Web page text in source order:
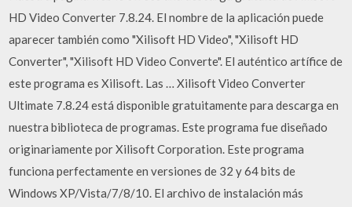
HD Video Converter 7.8.24. El nombre de la aplicación puede
aparecer también como "Xilisoft HD Video", "Xilisoft HD
Converter", "Xilisoft HD Video Converte". El auténtico artífice de
este programa es Xilisoft. Las … Xilisoft Video Converter
Ultimate 7.8.24 está disponible gratuitamente para descarga en
nuestra biblioteca de programas. Este programa fue diseñado
originariamente por Xilisoft Corporation. Este programa
funciona perfectamente en versiones de 32 y 64 bits de
Windows XP/Vista/7/8/10. El archivo de instalación más